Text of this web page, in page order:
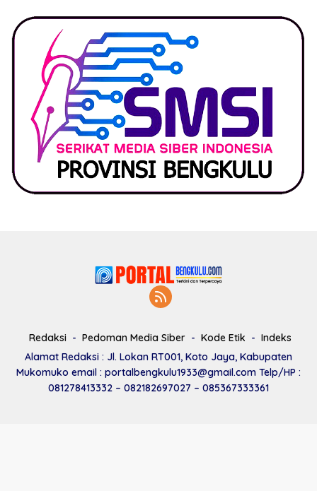
Redaksi Pedoman Media Siber Kode Etik
Indeks
Alamat Redaksi : Jl. Lokan RT001, Koto Jaya, Kabupaten
Mukomuko email : portalbengkulu1933@gmail.com Telp/HP :
081278413332 – 082182697027 – 085367333361